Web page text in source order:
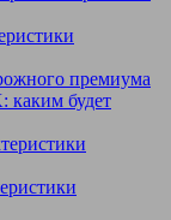
премиума
каким будет